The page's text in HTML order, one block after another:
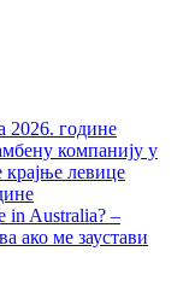
2026. годинe
компанију у
левице
in Australia? –
ако ме заустави